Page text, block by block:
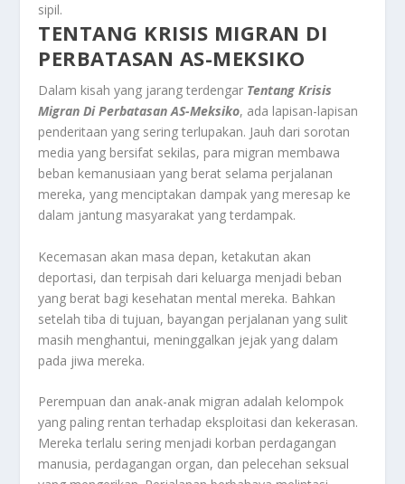
sipil.
TENTANG KRISIS MIGRAN DI
PERBATASAN AS-MEKSIKO
Dalam kisah yang jarang terdengar Tentang Krisis
Migran Di Perbatasan AS-Meksiko, ada lapisan-lapisan
penderitaan yang sering terlupakan. Jauh dari sorotan
media yang bersifat sekilas, para migran membawa
beban kemanusiaan yang berat selama perjalanan
mereka, yang menciptakan dampak yang meresap ke
dalam jantung masyarakat yang terdampak.
Kecemasan akan masa depan, ketakutan akan
deportasi, dan terpisah dari keluarga menjadi beban
yang berat bagi kesehatan mental mereka. Bahkan
setelah tiba di tujuan, bayangan perjalanan yang sulit
masih menghantui, meninggalkan jejak yang dalam
pada jiwa mereka.
Perempuan dan anak-anak migran adalah kelompok
yang paling rentan terhadap eksploitasi dan kekerasan.
Mereka terlalu sering menjadi korban perdagangan
manusia, perdagangan organ, dan pelecehan seksual